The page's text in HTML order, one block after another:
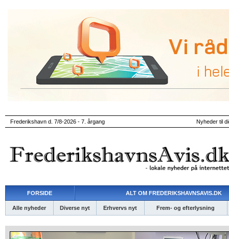
Frederikshavn d. 7/8-2026 - 7. årgang Nyheder til
FORSIDE ALT OM FREDERIKSHAVNSAVIS.DK
Alle nyheder Diverse nyt Erhvervs nyt Frem- og efterlysning